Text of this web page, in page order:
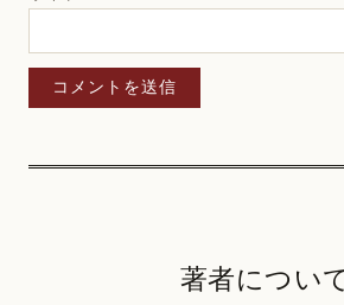
著者につい